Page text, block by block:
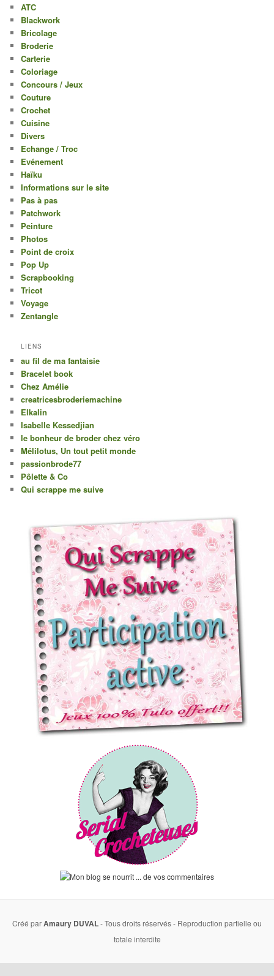
ATC
Blackwork
Bricolage
Broderie
Carterie
Coloriage
Concours / Jeux
Couture
Crochet
Cuisine
Divers
Echange / Troc
Evénement
Haïku
Informations sur le site
Pas à pas
Patchwork
Peinture
Photos
Point de croix
Pop Up
Scrapbooking
Tricot
Voyage
Zentangle
LIENS
au fil de ma fantaisie
Bracelet book
Chez Amélie
creatricesbroderiemachine
Elkalin
Isabelle Kessedjian
le bonheur de broder chez véro
Mélilotus, Un tout petit monde
passionbrode77
Pôlette & Co
Qui scrappe me suive
Créé parAmaury DUVAL- Tous droits réservés - Reproduction partielle ou
totale interdite